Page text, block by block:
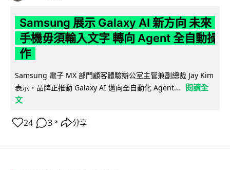
Samsung 展示 Galaxy AI 新方向 未來
手機毋須輸入文字 轉向 Agent 全自動操
作
Samsung 電子 MX 部門顧客體驗辦公室主管兼副總裁 Jay Kim
表示，品牌正推動 Galaxy AI 邁向全自動化 Agent...
閱讀全
文
24 3 ↗ 分享